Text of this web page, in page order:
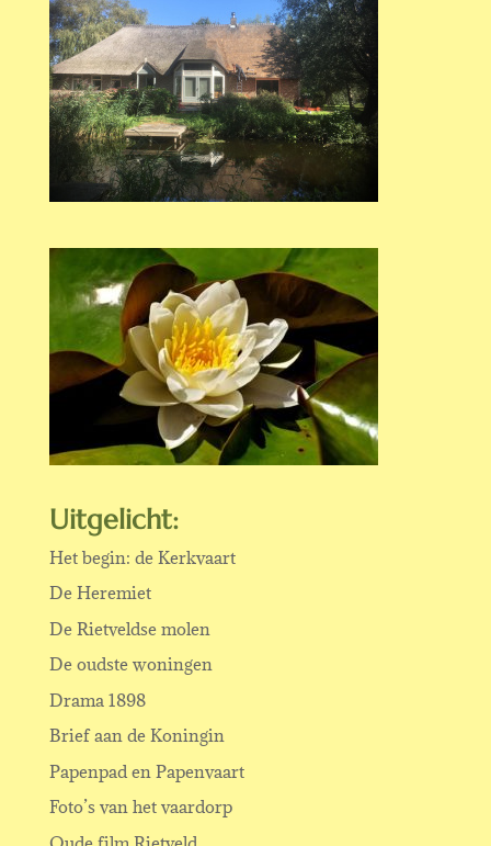
Uitgelicht:
Het begin: de Kerkvaart
De Heremiet
De Rietveldse molen
De oudste woningen
Drama 1898
Brief aan de Koningin
Papenpad en Papenvaart
Foto’s van het vaardorp